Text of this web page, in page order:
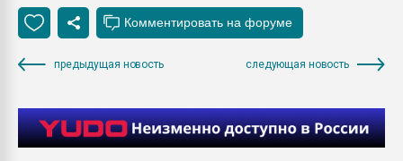
предыдущая новость следующая новость